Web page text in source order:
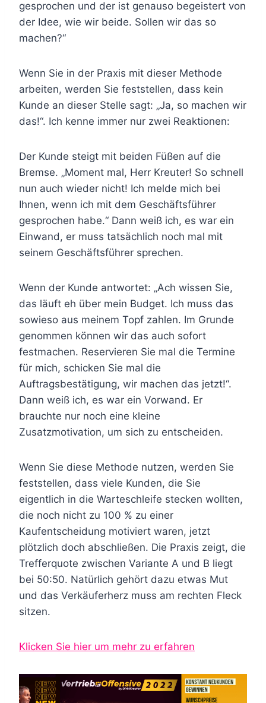
gesprochen und der ist genauso begeistert von
der Idee, wie wir beide. Sollen wir das so
machen?“
Wenn Sie in der Praxis mit dieser Methode
arbeiten, werden Sie feststellen, dass kein
Kunde an dieser Stelle sagt: „Ja, so machen wir
das!“. Ich kenne immer nur zwei Reaktionen:
Der Kunde steigt mit beiden Füßen auf die
Bremse. „Moment mal, Herr Kreuter! So schnell
nun auch wieder nicht! Ich melde mich bei
Ihnen, wenn ich mit dem Geschäftsführer
gesprochen habe.“ Dann weiß ich, es war ein
Einwand, er muss tatsächlich noch mal mit
seinem Geschäftsführer sprechen.
Wenn der Kunde antwortet: „Ach wissen Sie,
das läuft eh über mein Budget. Ich muss das
sowieso aus meinem Topf zahlen. Im Grunde
genommen können wir das auch sofort
festmachen. Reservieren Sie mal die Termine
für mich, schicken Sie mal die
Auftragsbestätigung, wir machen das jetzt!“.
Dann weiß ich, es war ein Vorwand. Er
brauchte nur noch eine kleine
Zusatzmotivation, um sich zu entscheiden.
Wenn Sie diese Methode nutzen, werden Sie
feststellen, dass viele Kunden, die Sie
eigentlich in die Warteschleife stecken wollten,
die noch nicht zu 100 % zu einer
Kaufentscheidung motiviert waren, jetzt
plötzlich doch abschließen. Die Praxis zeigt, die
Trefferquote zwischen Variante A und B liegt
bei 50:50. Natürlich gehört dazu etwas Mut
und das Verkäuferherz muss am rechten Fleck
sitzen.
Klicken Sie hier um mehr zu erfahren